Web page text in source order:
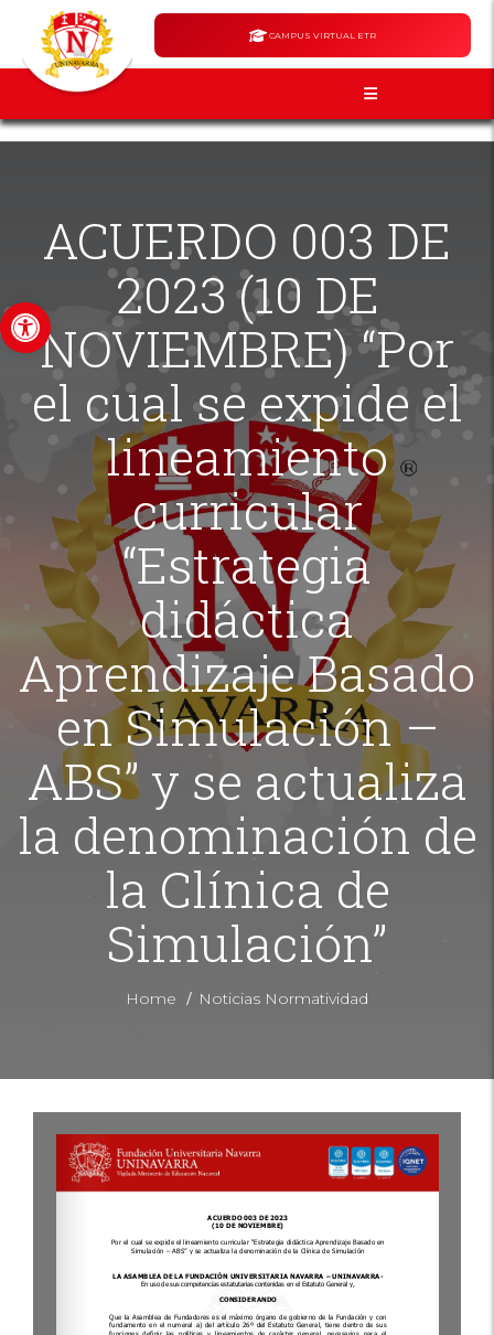
Abrir barra de herramientas
CAMPUS VIRTUAL ETR
ACUERDO 003 DE
2023 (10 DE
NOVIEMBRE) “Por
el cual se expide el
lineamiento
curricular
“Estrategia
didáctica
Aprendizaje Basado
en Simulación –
ABS” y se actualiza
la denominación de
la Clínica de
Simulación”
Home / Noticias Normatividad